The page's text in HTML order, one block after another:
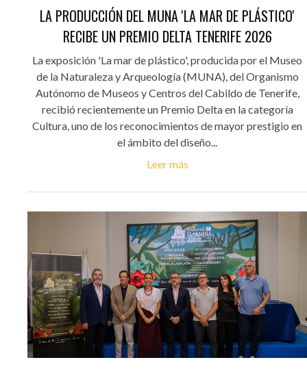
LA PRODUCCIÓN DEL MUNA 'LA MAR DE PLÁSTICO'
RECIBE UN PREMIO DELTA TENERIFE 2026
La exposición 'La mar de plástico', producida por el Museo
de la Naturaleza y Arqueología (MUNA), del Organismo
Autónomo de Museos y Centros del Cabildo de Tenerife,
recibió recientemente un Premio Delta en la categoría
Cultura, uno de los reconocimientos de mayor prestigio en
el ámbito del diseño...
Leer más